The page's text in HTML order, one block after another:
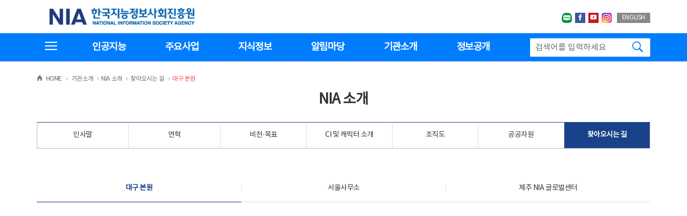
기
한국지능정보사회진흥원
네이버블로그
페이스북
유투브인스타그랩
ENGLISH
인공지능 주요사업 지식정보 알림마당 기관소개 정보공개
HOME >
기관소개 >NIA 소개 >
찾아오시는 길 >
대구 본원
NIA 소개
인사말 연혁 비전·목표 CI 및 캐릭터 소개 조직도 공공자원 찾아오시는 길
대구 본원 서울사무소 제주 NIA 글로벌센터